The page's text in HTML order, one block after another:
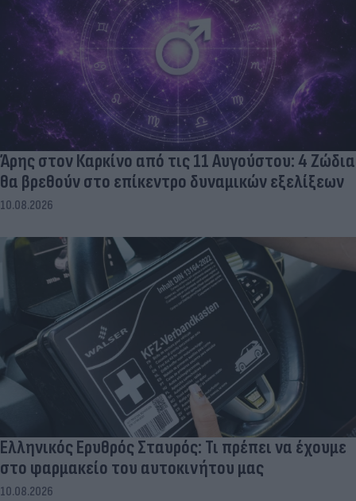
Άρης στον Καρκίνο από τις 11 Αυγούστου: 4 Ζώδια
θα βρεθούν στο επίκεντρο δυναμικών εξελίξεων
10.08.2026
Ελληνικός Ερυθρός Σταυρός: Τι πρέπει να έχουμε
στο φαρμακείο του αυτοκινήτου μας
10.08.2026